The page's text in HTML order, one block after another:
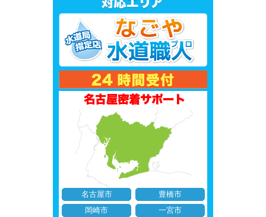
名古屋市
豊橋市
岡崎市
一宮市